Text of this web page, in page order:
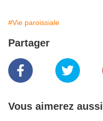
#Vie paroissiale
Partager
Vous aimerez aussi